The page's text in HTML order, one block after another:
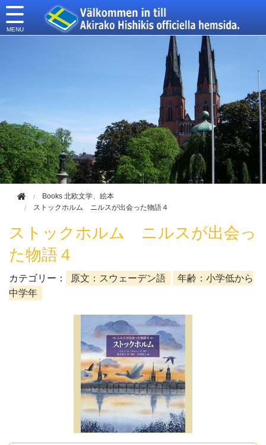
Books 北欧文学、絵本
ストックホルム ニルスが出会った物語４
ストックホルム ニルスが出会っ
た物語４
カテゴリー： 原文：スウェーデン語
年齢：小学低から
中学年